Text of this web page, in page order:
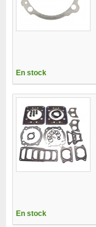
En stock
En stock